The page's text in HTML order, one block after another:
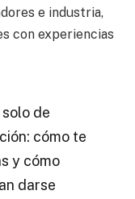
e industria,
con experiencias
de
cómo te
y cómo
darse